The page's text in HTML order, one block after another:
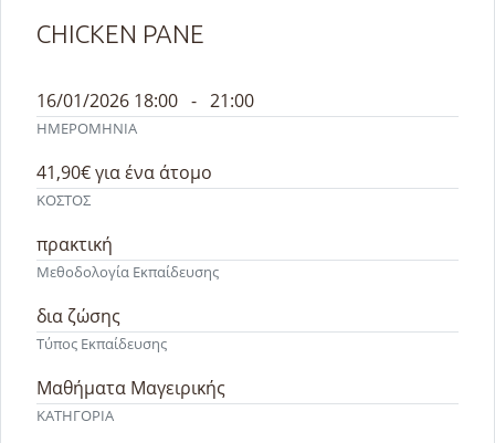
CHICKEN PANE
ΗΜΕΡΟΜΗΝΙΑ
16/01/2026 18:00 - 21:00
ΚΟΣΤΟΣ
41,90€για ένα άτομο
Μεθοδολογία Εκπαίδευσης
πρακτική
Τύπος Εκπαίδευσης
δια ζώσης
ΚΑΤΗΓΟΡΙΑ
Μαθήματα Μαγειρικής